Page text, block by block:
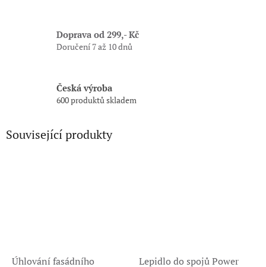
Doprava od 299,- Kč
Doručení 7 až 10 dnů
Česká výroba
600 produktů skladem
Související produkty
Úhlování fasádního Lepidlo do spojů Power